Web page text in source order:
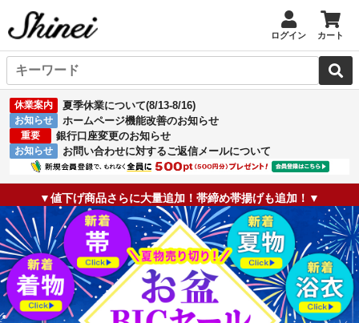
ログイン カート
休業案内 夏季休業について(8/13-8/16)
お知らせ ホームページ機能改善のお知らせ
重要 銀行口座変更のお知らせ
お知らせ お問い合わせに対するご返信メールについて
▼値下げ商品さらに大量追加！帯締め帯揚げも追加！▼